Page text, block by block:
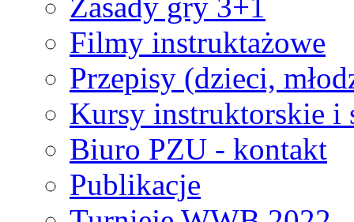
Filmy instruktażowe
Przepisy (dzieci,
Kursy instruktorskie i
Biuro PZU - kontakt
Publikacje